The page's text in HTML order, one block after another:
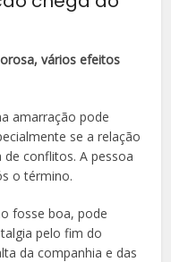
vários efeitos
amarração pode
se a relação
conflitos. A pessoa
o término.
fosse boa, pode
pelo fim do
da companhia e das